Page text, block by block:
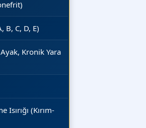
B, C, D, E)
Kronik Yara
(Kırım-